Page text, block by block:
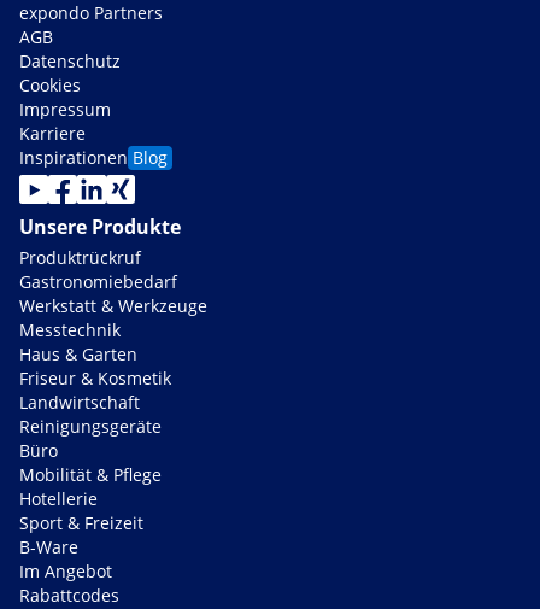
expondo Partners
AGB
Datenschutz
Cookies
Impressum
Karriere
Inspirationen Blog
Unsere Produkte
Produktrückruf
Gastronomiebedarf
Werkstatt & Werkzeuge
Messtechnik
Haus & Garten
Friseur & Kosmetik
Landwirtschaft
Reinigungsgeräte
Büro
Mobilität & Pflege
Hotellerie
Sport & Freizeit
B-Ware
Im Angebot
Rabattcodes